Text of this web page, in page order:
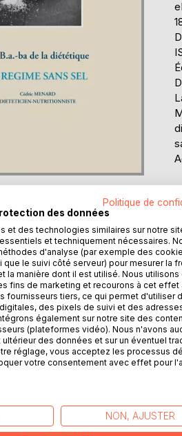
regroupe l'essentiel diététique et
(ou le sodium) de leur
de très nombreux conseils
B.a.-ba de la diététique que vous
AUTEUR(S)
Politique de
des données
et des technologies similaires sur notre
et techniquement nécessaires.
d'analyse (par exemple des
le suivi côté serveur) pour mesurer la
la manière dont il est utilisé. Nous utilisons
fins de marketing et recourons à cet effet
fournisseurs tiers, ce qui permet d'utiliser
des pixels de suivi et des
également sur notre site des
(plateformes vidéo). Nous n'avons
des données et sur un éventuel
réglage, vous acceptez les processus
votre consentement avec effet pour
NON, AJUSTER